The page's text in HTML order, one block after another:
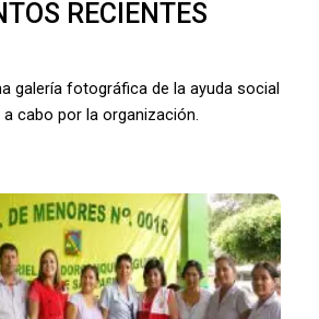
RECIENTES
galería fotográfica de la ayuda social
a cabo por la organización.